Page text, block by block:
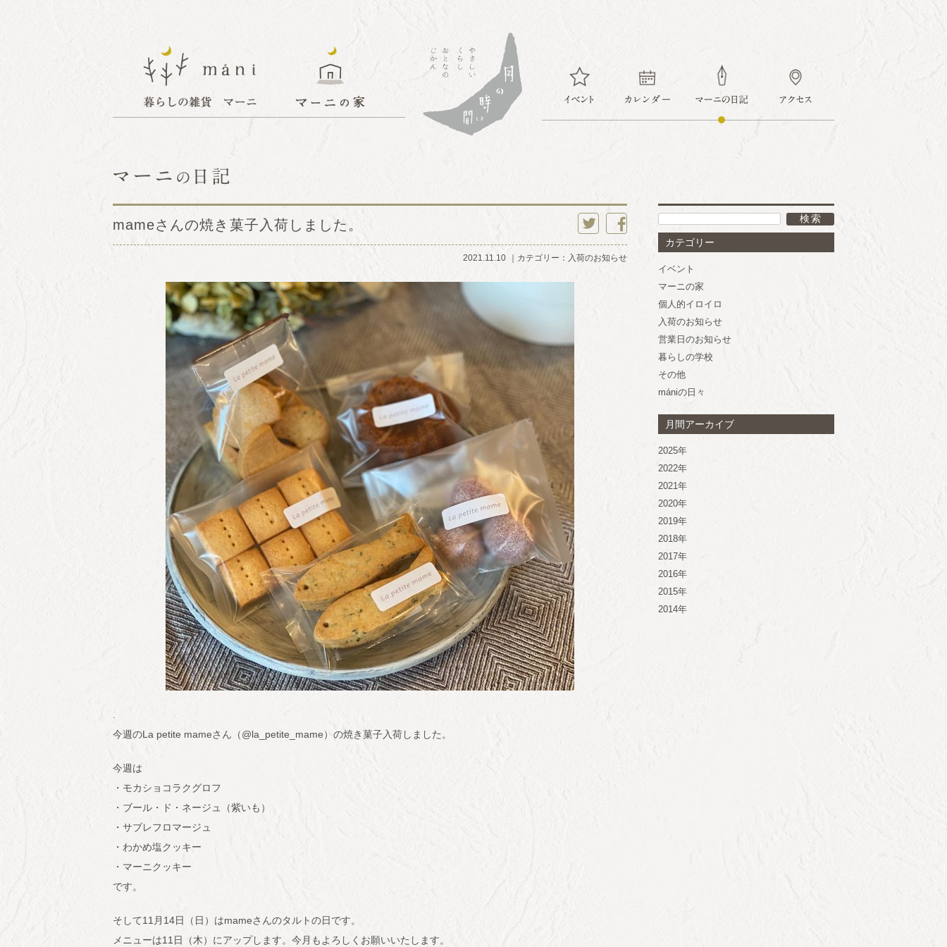
mameさんの焼き菓子入荷しました。
2021.11.10 カテゴリー： 入荷のお知らせ
今週のLa petite mameさん（@la_petite_mame）の焼き菓子入荷しました。
今週は
・モカショコラクグロフ
・ブール・ド・ネージュ（紫いも）
・サブレフロマージュ
・わかめ塩クッキー
・マーニクッキー
です。
そして11月14日（日）はmameさんのタルトの日です。
メニューは11日（木）にアップします。今月もよろしくお願いいたします。
カテゴリー
イベント
マーニの家
個人的イロイロ
入荷のお知らせ
営業日のお知らせ
暮らしの学校
その他
mániの日々
月間アーカイブ
2025年
2022年
2021年
2020年
2019年
2018年
2017年
2016年
2015年
2014年